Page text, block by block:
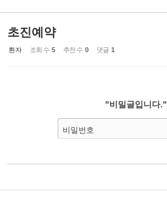
초진예약
환자 조회 수 5 추천 수 0 댓글 1
"비밀글입니다."
비밀번호